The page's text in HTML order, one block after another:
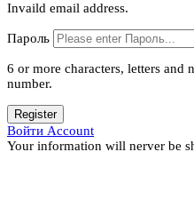
Invaild email address.
Пароль
6 or more characters, letters and
number.
Register
Войти Account
Your information will nerver be